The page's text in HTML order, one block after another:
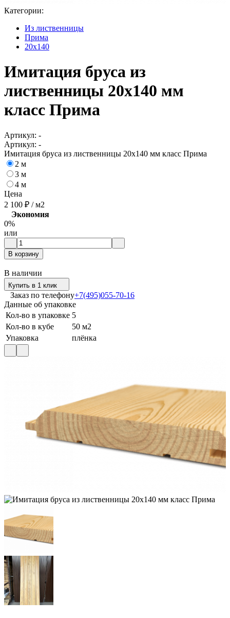
Категории:
Из лиственницы
Прима
20x140
Имитация бруса из
лиственницы 20x140 мм
класс Прима
Артикул: -
Артикул: -
Имитация бруса из лиственницы 20x140 мм класс Прима
2 м
3 м
4 м
Цена
2 100 ₽ / м2
Экономия
0%
или
В корзину
В наличии
Купить в 1 клик
Заказ по телефону+7(495)055-70-16
Данные об упаковке
Кол-во в упаковке 5
Кол-во в кубе
50 м2
Упаковка
плёнка